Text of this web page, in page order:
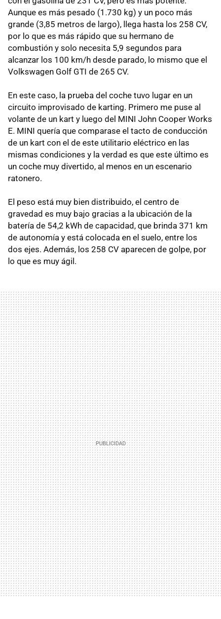
Aunque es más pesado (1.730 kg) y un poco más
grande (3,85 metros de largo), llega hasta los 258 CV,
por lo que es más rápido que su hermano de
combustión y solo necesita 5,9 segundos para
alcanzar los 100 km/h desde parado, lo mismo que el
Volkswagen Golf GTI de 265 CV.
En este caso, la prueba del coche tuvo lugar en un
circuito improvisado de karting. Primero me puse al
volante de un kart y luego del MINI John Cooper Works
E. MINI quería que comparase el tacto de conducción
de un kart con el de este utilitario eléctrico en las
mismas condiciones y la verdad es que este último es
un coche muy divertido, al menos en un escenario
ratonero.
El peso está muy bien distribuido, el centro de
gravedad es muy bajo gracias a la ubicación de la
batería de 54,2 kWh de capacidad, que brinda 371 km
de autonomía y está colocada en el suelo, entre los
dos ejes. Además, los 258 CV aparecen de golpe, por
lo que es muy ágil.